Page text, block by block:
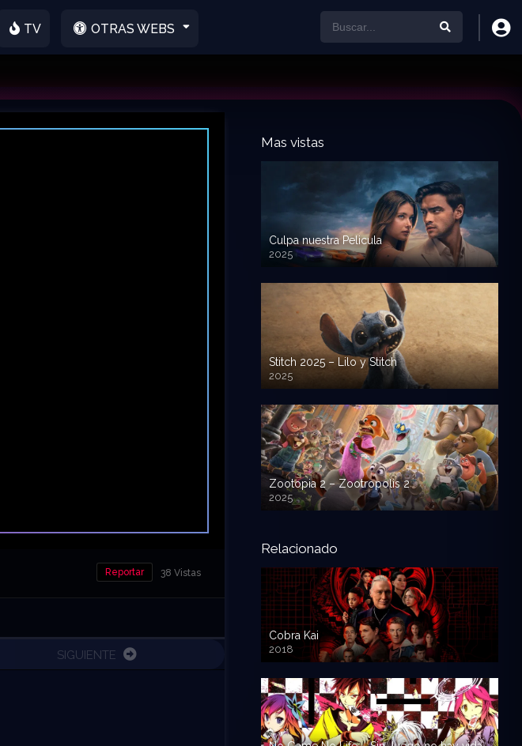
TV OTRAS WEBS
38 Vistas
Reportar
SIGUIENTE
Mas vistas
Culpa nuestra Pelicula
2025
720p HD
Stitch 2025 – Lilo y Stitch
2025
720p HD
Zootopia 2 – Zootropolis 2
2025
720p HD
Relacionado
Cobra Kai
2018